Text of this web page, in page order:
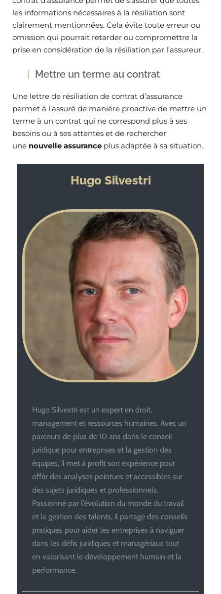
les informations nécessaires à la résiliation sont
clairement mentionnées. Cela évite toute erreur ou
omission qui pourrait retarder ou compromettre la
prise en considération de la résiliation par l’assureur.
Mettre un terme au contrat
Une lettre de résiliation de contrat d’assurance
permet à l’assuré de manière proactive de mettre un
terme à un contrat qui ne correspond plus à ses
besoins ou à ses attentes et de rechercher
une nouvelle assurance plus adaptée à sa situation.
Hugo Silvestri
Hugo Silvestri est un expert en droit,
management et ressources humaines. Avec un
parcours de plus de 10 ans dans le conseil
juridique pour entreprises et la gestion des
équipes, il met à profit son expérience pour
offrir des analyses pointues et accessibles sur
des sujets juridiques et professionnels.
Passionné par l’évolution du monde du travail
et la gestion des talents, il partage des conseils
pratiques pour aider les entreprises à naviguer
dans les défis juridiques et managériaux tout
en valorisant le développement humain et la
performance.